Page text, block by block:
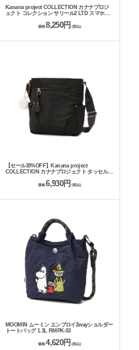
Kanana project COLLECTION カナナプロジ
ェクト コレクション サリール2 LTD スマホシ
価格8,250円 (税込)
【セール30%OFF】Kanana project
COLLECTION カナナプロジェクト タッセル
価格6,930円 (税込)
MOOMIN ムーミン エンブロイ2wayショルダー
トートバッグ 1.3L RMPK-03
価格4,620円 (税込)